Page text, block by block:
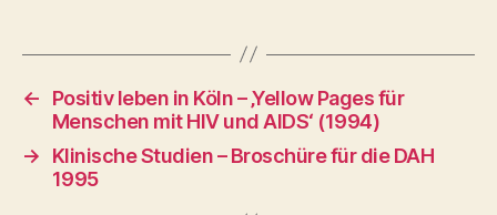
←
Positiv leben in Köln – ‚Yellow Pages für
Menschen mit HIV und AIDS‘ (1994)
→
Klinische Studien – Broschüre für die DAH
1995